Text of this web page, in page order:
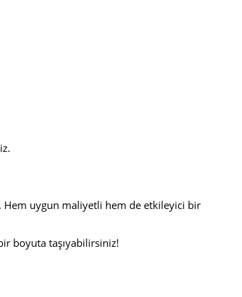
uygun maliyetli hem de etkileyici bir
boyuta taşıyabilirsiniz!